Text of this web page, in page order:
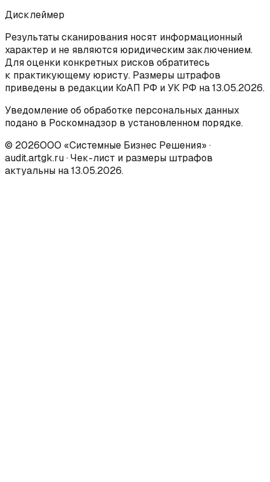
Дисклеймер
Результаты сканирования носят информационный
характер и не являются юридическим заключением.
Для оценки конкретных рисков обратитесь
к практикующему юристу. Размеры штрафов
приведены в редакции КоАП РФ и УК РФ на 13.05.2026.
Уведомление об обработке персональных данных
подано в Роскомнадзор в установленном порядке.
© 2026ООО «Системные Бизнес Решения» ·
audit.artgk.ru · Чек-лист и размеры штрафов
актуальны на 13.05.2026.